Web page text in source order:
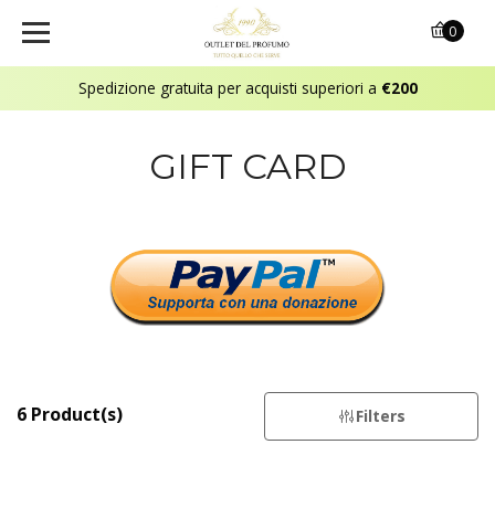
Spedizione gratuita per acquisti superiori a €200
0
GIFT CARD
6 Product(s) Filters